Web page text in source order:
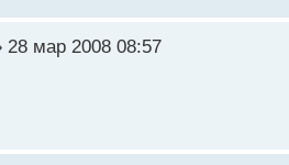
28 мар 2008 08:57